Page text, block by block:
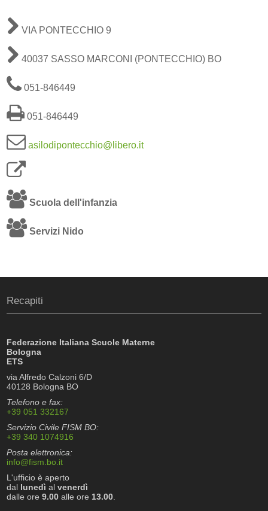
VIA PONTECCHIO 9
40037 SASSO MARCONI (PONTECCHIO) BO
051-846449
051-846449
asilodipontecchio@libero.it
Scuola dell'infanzia
Servizi Nido
Recapiti
Federazione Italiana Scuole Materne
Bologna
ETS
via Alfredo Calzoni 6/D
40128 Bologna BO
Telefono e fax:
+39 051 332167
Servizio Civile FISM BO:
+39 340 1074916
Posta elettronica:
info@fism.bo.it
L'ufficio è aperto
dal lunedì alvenerdì
dalle ore9.00 alle ore 13.00